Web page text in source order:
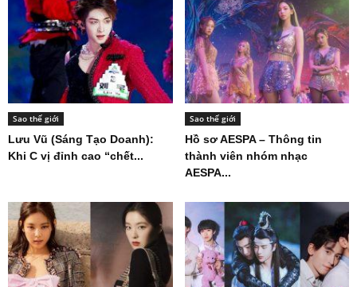
Sao thế giới
Lưu Vũ (Sáng Tạo Doanh):
Khi C vị đỉnh cao “chết...
Sao thế giới
Hồ sơ AESPA – Thông tin
thành viên nhóm nhạc
AESPA...